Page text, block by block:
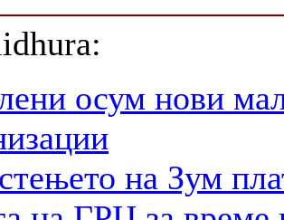
осум нови
на Зум